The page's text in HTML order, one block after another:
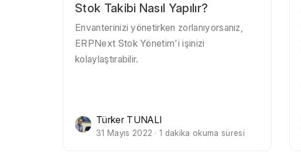
Stok Takibi Nasıl Yapılır?
Envanterinizi yönetirken zorlanıyorsanız,
ERPNext Stok Yönetim'i işinizi
kolaylaştırabilir.
Türker TUNALI
31 Mayıs 2022 · 1 dakika okuma süresi